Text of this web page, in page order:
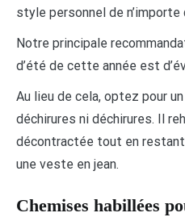
style personnel de n’importe
Notre principale
d’été de cette année est
Au lieu de cela, optez pour
déchirures ni déchirures. Il
décontractée tout en
une veste en jean.
Chemises habillées